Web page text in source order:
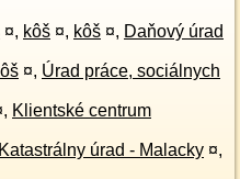
¤, kôš ¤, kôš ¤, Daňový úrad
¤, Úrad práce, sociálnych
, Klientské centrum
Katastrálny úrad - Malacky ¤,